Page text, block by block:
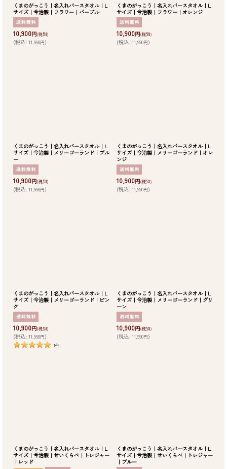
くまのがっこう｜名入れバースタオル｜L
サイズ｜今治製｜フラワー｜パープル
10,900円(税別)
(税込: 11,990円)
くまのがっこう｜名入れバースタオル｜L
サイズ｜今治製｜フラワー｜オレンジ
10,900円(税別)
(税込: 11,990円)
くまのがっこう｜名入れバースタオル｜L
サイズ｜今治製｜メリーゴーランド｜ブル
ー
10,900円(税別)
(税込: 11,990円)
くまのがっこう｜名入れバースタオル｜L
サイズ｜今治製｜メリーゴーランド｜オレ
ンジ
10,900円(税別)
(税込: 11,990円)
くまのがっこう｜名入れバースタオル｜L
サイズ｜今治製｜メリーゴーランド｜ピン
ク
10,900円(税別)
(税込: 11,990円)
1件
くまのがっこう｜名入れバースタオル｜L
サイズ｜今治製｜メリーゴーランド｜グリ
ーン
10,900円(税別)
(税込: 11,990円)
くまのがっこう｜名入れバースタオル｜L
サイズ｜今治製｜せいくらべ｜トレジャー
｜レッド
くまのがっこう｜名入れバースタオル｜L
サイズ｜今治製｜せいくらべ｜トレジャー
｜ブルー